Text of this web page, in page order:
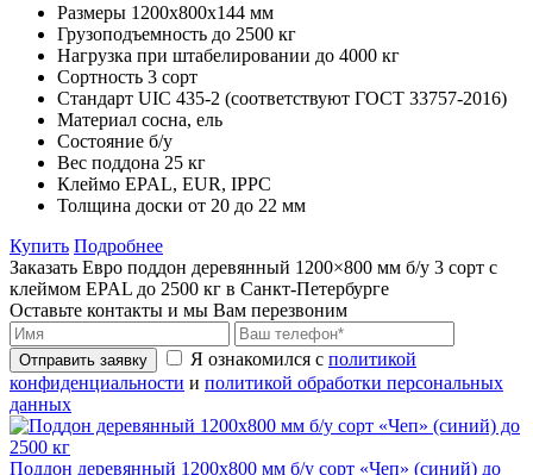
Размеры 1200х800х144 мм
Грузоподъемность до 2500 кг
Нагрузка при штабелировании до 4000 кг
Сортность 3 сорт
Стандарт UIC 435-2 (соответствуют ГОСТ 33757-2016)
Материал сосна, ель
Состояние б/у
Вес поддона 25 кг
Клеймо EPAL, EUR, IPPC
Толщина доски от 20 до 22 мм
Купить Подробнее
Заказать Евро поддон деревянный 1200×800 мм б/у 3 сорт с
клеймом EPAL до 2500 кг в Санкт-Петербурге
Оставьте контакты и мы Вам перезвоним
Отправить заявку Я ознакомился с политикой
конфиденциальности и политикой обработки персональных
данных
Поддон деревянный 1200х800 мм б/у сорт «Чеп» (синий) до